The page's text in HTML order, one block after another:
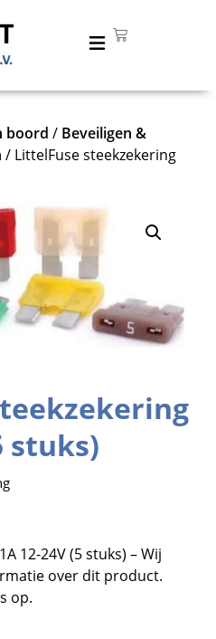
stuks)
12-24V (5 stuks) – Wij
over dit product.
op.
boord / Beveiligen &
/ LittelFuse steekzekering